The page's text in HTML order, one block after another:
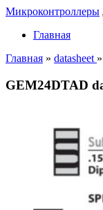
Микроконтроллеры
Главная
Главная » datasheet »
GEM24DTAD